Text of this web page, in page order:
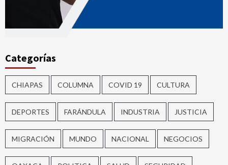
Categorías
CHIAPAS COLUMNA COVID 19 CULTURA
DEPORTES FARÁNDULA INDUSTRIA JUSTICIA
MIGRACIÓN MUNDO NACIONAL NEGOCIOS